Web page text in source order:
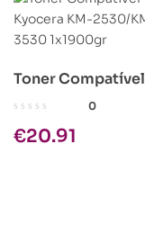
Toner Compatível
Kyocera KM-
0
€20.91